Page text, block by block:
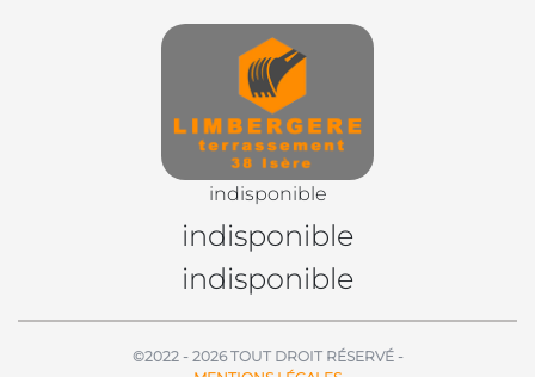
indisponible
indisponible
indisponible
©2022 - 2026 TOUT DROIT RÉSERVÉ -